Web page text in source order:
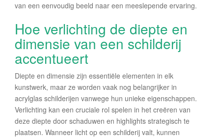
van een eenvoudig beeld naar een meeslepende ervaring.
Hoe verlichting de diepte en
dimensie van een schilderij
accentueert
Diepte en dimensie zijn essentiële elementen in elk
kunstwerk, maar ze worden vaak nog belangrijker in
acrylglas schilderijen vanwege hun unieke eigenschappen.
Verlichting kan een cruciale rol spelen in het creëren van
deze diepte door schaduwen en highlights strategisch te
plaatsen. Wanneer licht op een schilderij valt, kunnen